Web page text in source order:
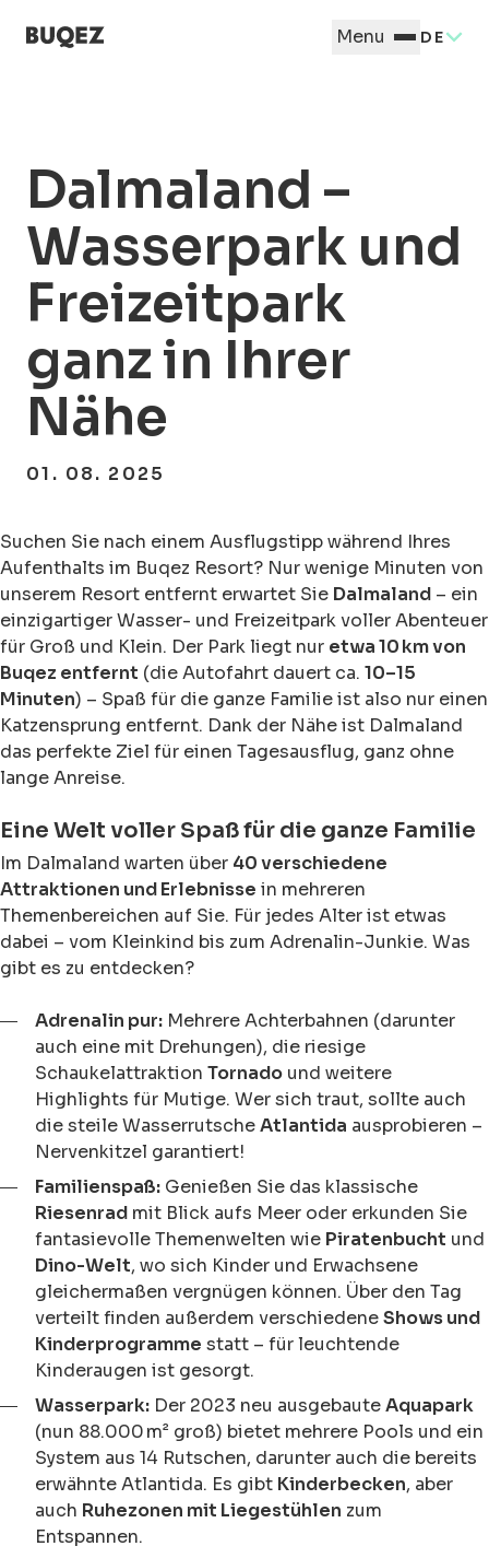
Menu DE
Dalmaland –
Wasserpark und
Freizeitpark
ganz in Ihrer
Nähe
01. 08. 2025
Suchen Sie nach einem Ausflugstipp während Ihres
Aufenthalts im Buqez Resort? Nur wenige Minuten von
unserem Resort entfernt erwartet Sie Dalmaland – ein
einzigartiger Wasser- und Freizeitpark voller Abenteuer
für Groß und Klein. Der Park liegt nur etwa 10 km von
Buqez entfernt (die Autofahrt dauert ca. 10–15
Minuten) – Spaß für die ganze Familie ist also nur einen
Katzensprung entfernt. Dank der Nähe ist Dalmaland
das perfekte Ziel für einen Tagesausflug, ganz ohne
lange Anreise.
Eine Welt voller Spaß für die ganze Familie
Im Dalmaland warten über 40 verschiedene
Attraktionen und Erlebnisse in mehreren
Themenbereichen auf Sie. Für jedes Alter ist etwas
dabei – vom Kleinkind bis zum Adrenalin-Junkie. Was
gibt es zu entdecken?
Adrenalin pur: Mehrere Achterbahnen (darunter
auch eine mit Drehungen), die riesige
Schaukelattraktion Tornado und weitere
Highlights für Mutige. Wer sich traut, sollte auch
die steile WasserrutscheAtlantida ausprobieren –
Nervenkitzel garantiert!
Familienspaß: Genießen Sie das klassische
Riesenrad mit Blick aufs Meer oder erkunden Sie
fantasievolle Themenwelten wie Piratenbucht und
Dino-Welt, wo sich Kinder und Erwachsene
gleichermaßen vergnügen können. Über den Tag
verteilt finden außerdem verschiedeneShows und
Kinderprogramme statt – für leuchtende
Kinderaugen ist gesorgt.
Wasserpark: Der 2023 neu ausgebauteAquapark
(nun 88.000 m² groß) bietet mehrere Pools und ein
System aus 14 Rutschen, darunter auch die bereits
erwähnte Atlantida. Es gibt Kinderbecken, aber
auch Ruhezonen mit Liegestühlen zum
Entspannen.